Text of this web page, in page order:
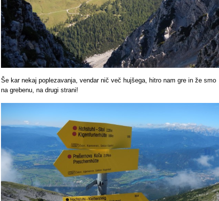
Še kar nekaj poplezavanja, vendar nič več hujšega, hitro nam gre in že smo
na grebenu, na drugi strani!